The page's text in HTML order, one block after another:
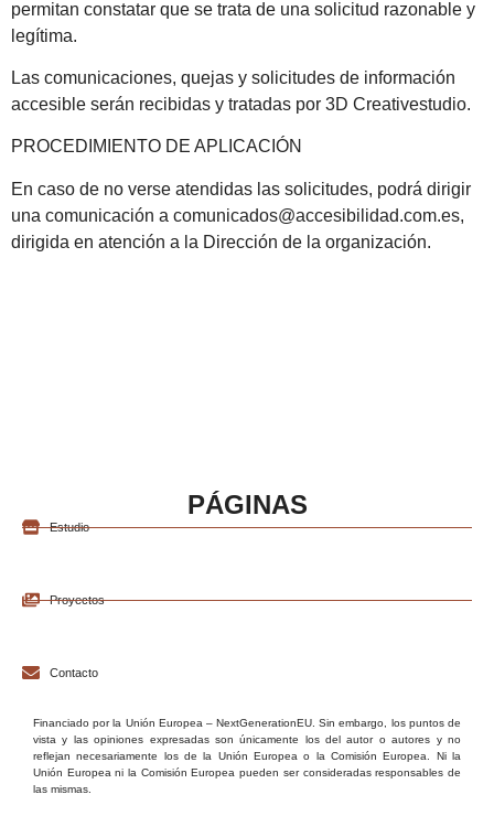
permitan constatar que se trata de una solicitud razonable y
legítima.
Las comunicaciones, quejas y solicitudes de información
accesible serán recibidas y tratadas por 3D Creativestudio.
PROCEDIMIENTO DE APLICACIÓN
En caso de no verse atendidas las solicitudes, podrá dirigir
una comunicación a comunicados@accesibilidad.com.es,
dirigida en atención a la Dirección de la organización.
PÁGINAS
Estudio
Proyectos
Contacto
Financiado por la Unión Europea – NextGenerationEU. Sin embargo, los puntos de
vista y las opiniones expresadas son únicamente los del autor o autores y no
reflejan necesariamente los de la Unión Europea o la Comisión Europea. Ni la
Unión Europea ni la Comisión Europea pueden ser consideradas responsables de
las mismas.